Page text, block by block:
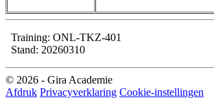
Training: ONL-TKZ-401
Stand: 20260310
© 2026 - Gira Academie
Afdruk Privacyverklaring Cookie-instellingen